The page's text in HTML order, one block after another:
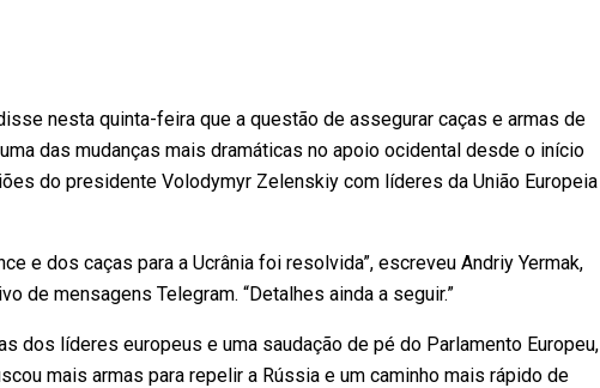
nesta quinta-feira que a questão de assegurar caças e armas de
das mudanças mais dramáticas no apoio ocidental desde o início
do presidente Volodymyr Zelenskiy com líderes da União Europeia
e dos caças para a Ucrânia foi resolvida”, escreveu Andriy Yermak,
de mensagens Telegram. “Detalhes ainda a seguir.”
dos líderes europeus e uma saudação de pé do Parlamento Europeu,
mais armas para repelir a Rússia e um caminho mais rápido de